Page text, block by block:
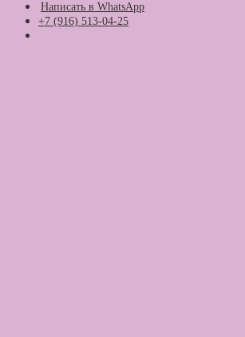
Написать в WhatsApp
+7 (916) 513-04-25